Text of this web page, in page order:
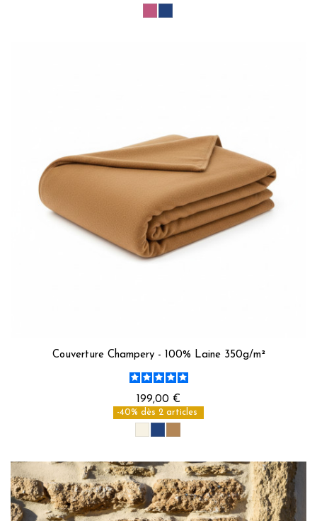
Couverture Champery - 100% Laine 350g/m²
199,00 €
-40% dès 2 articles